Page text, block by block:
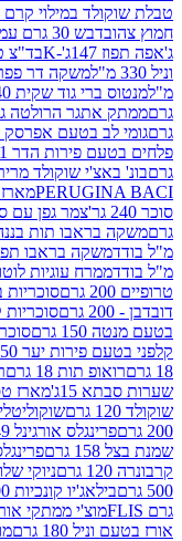
קרם דובדבן 86 גרם
דבש 30 גרם עמק חפר
טרולי
בד"צ טורינו טנטיישן
משקה דר פפר בקבוק 450מ"ל
גוד שקית 140 גרם
הרולטה ג'לי ענק 90 גרם
אפרסק 500 גרם
הדר 1 ק"ג
שוקולד מריר 175ג'
מארז מרציפן ללא
תות בננה 300 מ"ל בודד
בראבו תפוזים 300 מ"ל בודד
עוגיות לוטוס קרמל 400 גרם
סוכריות בפחית פרות יער -
סוכריות קלפני בטעם
סוכריות קלפני
יער 150 גרם
ריטר
תות 18 גרם
רואופ פטל 18 גרם
מארז טסה מאוהב
שוקוליטלי מקרונים תות
אורגינל 149 גרם
פרינגלס פיצה 158 גרם
ניוקי שלושה צבעים 500 גרם
קונכיות 500 גרם
ממתקי אורז ממולאים
גרם
מוצ'י ממתקי